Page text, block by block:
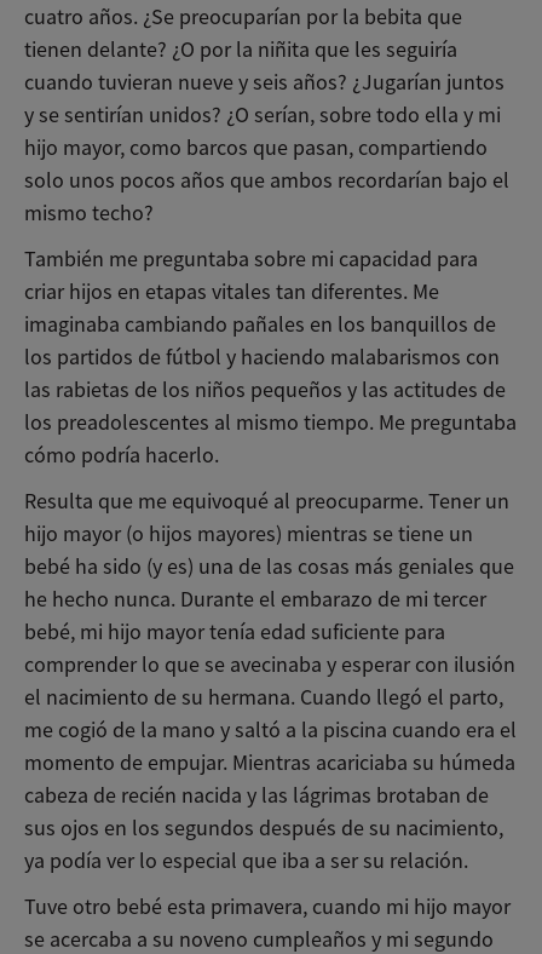
cuatro años. ¿Se preocuparían por la bebita que
tienen delante? ¿O por la niñita que les seguiría
cuando tuvieran nueve y seis años? ¿Jugarían juntos
y se sentirían unidos? ¿O serían, sobre todo ella y mi
hijo mayor, como barcos que pasan, compartiendo
solo unos pocos años que ambos recordarían bajo el
mismo techo?
También me preguntaba sobre mi capacidad para
criar hijos en etapas vitales tan diferentes. Me
imaginaba cambiando pañales en los banquillos de
los partidos de fútbol y haciendo malabarismos con
las rabietas de los niños pequeños y las actitudes de
los preadolescentes al mismo tiempo. Me preguntaba
cómo podría hacerlo.
Resulta que me equivoqué al preocuparme. Tener un
hijo mayor (o hijos mayores) mientras se tiene un
bebé ha sido (y es) una de las cosas más geniales que
he hecho nunca. Durante el embarazo de mi tercer
bebé, mi hijo mayor tenía edad suficiente para
comprender lo que se avecinaba y esperar con ilusión
el nacimiento de su hermana. Cuando llegó el parto,
me cogió de la mano y saltó a la piscina cuando era el
momento de empujar. Mientras acariciaba su húmeda
cabeza de recién nacida y las lágrimas brotaban de
sus ojos en los segundos después de su nacimiento,
ya podía ver lo especial que iba a ser su relación.
Tuve otro bebé esta primavera, cuando mi hijo mayor
se acercaba a su noveno cumpleaños y mi segundo